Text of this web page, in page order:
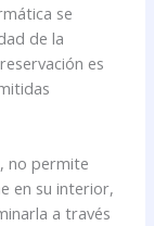
se
de la
es
no permite
en su interior,
a través